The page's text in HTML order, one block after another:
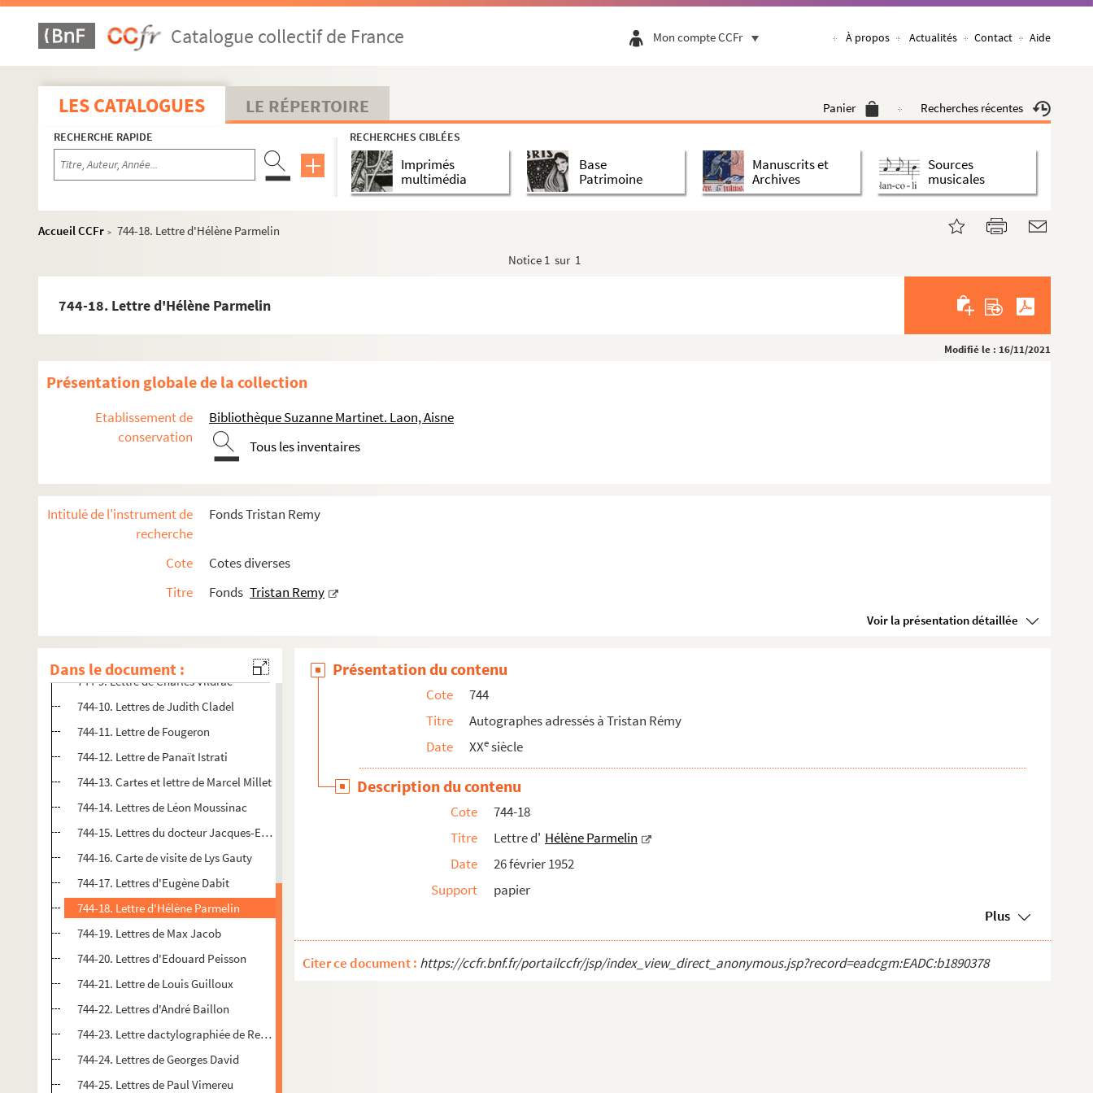
Catalogue collectif de France Mon compte CCFr À propos Actualités Contact Aide
LES CATALOGUES LE RÉPERTOIRE Panier Recherches récentes
RECHERCHE RAPIDE RECHERCHES CIBLÉES
Imprimés
multimédia
Base
Patrimoine
Manuscrits et
Archives
Sources
musicales
Accueil CCFr > 744-18. Lettre d'Hélène Parmelin
Notice 1 sur 1
744-18. Lettre d'Hélène Parmelin
Modifié le : 16/11/2021
Présentation globale de la collection
Etablissement de
conservation
Bibliothèque Suzanne Martinet. Laon, Aisne
Tous les inventaires
Intitulé de l'instrument de
recherche
Fonds Tristan Remy
Cote
Cotes diverses
Titre
Fonds Tristan Remy
Voir la présentation détaillée
Dans le document :
743. Photographies, portraits et ex-libris de Tristan Remy
744. Autographes adressés à Tristan Rémy
744-3. Lettre d'Yvette Guilbert
744-4. Lettre de Georges Duhamel
744-8. Lettres de Léon Frapie et de son épouse
744-9. Lettre de Charles Vildrac
744-10. Lettres de Judith Cladel
744-11. Lettre de Fougeron
744-12. Lettre de Panaït Istrati
744-13. Cartes et lettre de Marcel Millet
744-14. Lettres de Léon Moussinac
744-15. Lettres du docteur Jacques-Emile Zola
744-16. Carte de visite de Lys Gauty
744-17. Lettres d'Eugène Dabit
744-18. Lettre d'Hélène Parmelin
744-19. Lettres de Max Jacob
744-20. Lettres d'Edouard Peisson
744-21. Lettre de Louis Guilloux
744-22. Lettres d'André Baillon
744-23. Lettre dactylographiée de René Arcos, éditeur
744-24. Lettres de Georges David
744-25. Lettres de Paul Vimereu
Présentation du contenu
Cote
744
Titre
Autographes adressés à Tristan Rémy
Date
XXesiècle
Description du contenu
Cote
744-18
Titre
Lettre d' Hélène Parmelin
Date
26 février 1952
Support
papier
Plus
Citer ce document : https://ccfr.bnf.fr/portailccfr/jsp/index_view_direct_anonymous.jsp?record=eadcgm:EADC:b1890378